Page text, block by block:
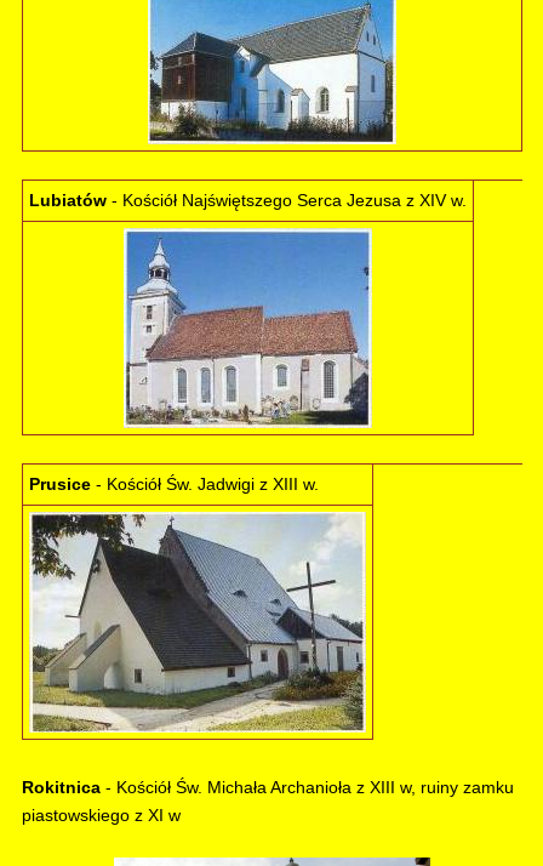
Lubiatów- Kościół Najświętszego Serca Jezusa z XIV w.
Prusice- Kościół Św. Jadwigi z XIII w.
Rokitnica- Kościół Św. Michała Archanioła z XIII w, ruiny zamku
piastowskiego z XI w